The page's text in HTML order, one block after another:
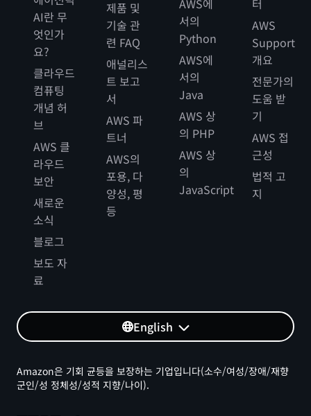
AI란 무
엇인가
요?
클라우드
컴퓨팅
개념 허
브
AWS 클
라우드
보안
새로운
소식
블로그
보도 자
료
제품 및
기술 관
련 FAQ
애널리스
트 보고
서
AWS 파
트너
AWS의
포용, 다
양성, 평
등
서의
Python
AWS에
서의
Java
AWS 상
의 PHP
AWS 상
의
JavaScript
AWS
Support
개요
전문가의
도움 받
기
AWS 접
근성
법적 고
지
English
Amazon은 기회 균등을 보장하는 기업입니다(소수/여성/장애/재향
군인/성 정체성/성적 지향/나이).